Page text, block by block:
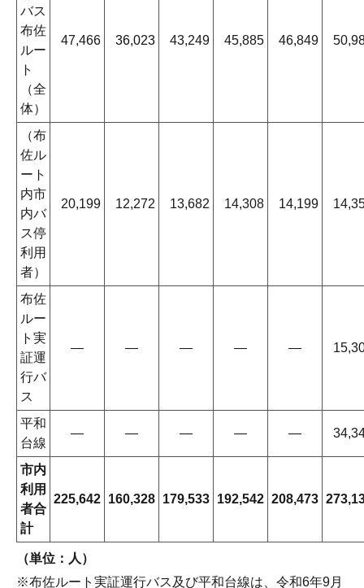
バス
布佐
ルー
ト
（全
体）
47,466 36,023 43,249 45,885 46,849
（布
佐ル
ート
内市
内バ
ス停
利用
者）
20,199 12,272 13,682 14,308 14,199
布佐
ルー
ト実
証運
行バ
ス
― ― ― ― ―
平和
台線
― ― ― ― ―
市内
利用
者合
計
225,642 160,328 179,533 192,542 208,473
（単位：人）
※布佐ルート実証運行バス及び平和台線は、令和6年9月